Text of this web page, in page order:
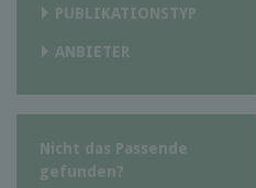
PUBLIKATIONSTYP
ANBIETER
Nicht das Passende
gefunden?